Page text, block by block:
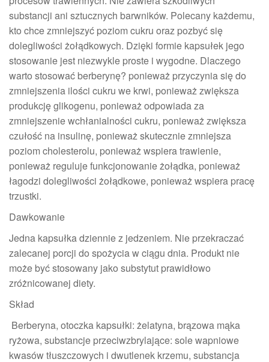
substancji ani sztucznych barwników. Polecany każdemu,
kto chce zmniejszyć poziom cukru oraz pozbyć się
dolegliwości żołądkowych. Dzięki formie kapsułek jego
stosowanie jest niezwykle proste i wygodne. Dlaczego
warto stosować berberynę? ponieważ przyczynia się do
zmniejszenia ilości cukru we krwi, ponieważ zwiększa
produkcję glikogenu, ponieważ odpowiada za
zmniejszenie wchłanialności cukru, ponieważ zwiększa
czułość na insulinę, ponieważ skutecznie zmniejsza
poziom cholesterolu, ponieważ wspiera trawienie,
ponieważ reguluje funkcjonowanie żołądka, ponieważ
łagodzi dolegliwości żołądkowe, ponieważ wspiera pracę
trzustki.
Dawkowanie
Jedna kapsułka dziennie z jedzeniem. Nie przekraczać
zalecanej porcji do spożycia w ciągu dnia. Produkt nie
może być stosowany jako substytut prawidłowo
zróżnicowanej diety.
Skład
Berberyna, otoczka kapsułki: żelatyna, brązowa mąka
ryżowa, substancje przeciwzbrylające: sole wapniowe
kwasów tłuszczowych i dwutlenek krzemu, substancja